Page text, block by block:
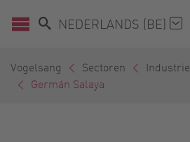
NEDERLANDS (BE)
Vogelsang Sectoren Industrie
Germán Salaya